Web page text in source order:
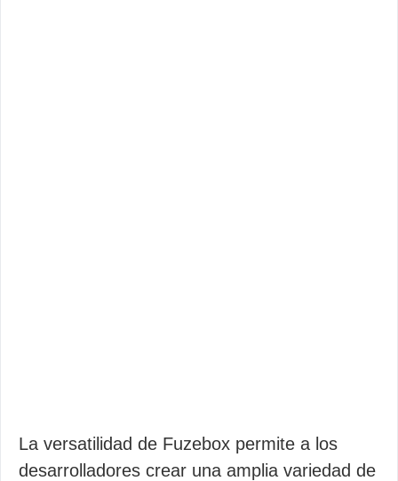
La versatilidad de Fuzebox permite a los
desarrolladores crear una amplia variedad de